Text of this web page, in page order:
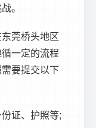
。
莞桥头地区
一定的流程
要提交以下
证、护照等;